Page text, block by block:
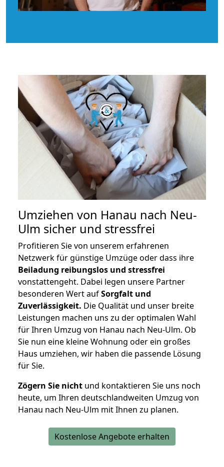
Umziehen von Hanau nach Neu-
Ulm sicher und stressfrei
Profitieren Sie von unserem erfahrenen
Netzwerk für günstige Umzüge oder dass ihre
Beiladung reibungslos und stressfrei
vonstattengeht. Dabei legen unsere Partner
besonderen Wert aufSorgfalt und
Zuverlässigkeit. Die Qualität und unser breite
Leistungen machen uns zu der optimalen Wahl
für Ihren Umzug von Hanau nach Neu-Ulm. Ob
Sie nun eine kleine Wohnung oder ein großes
Haus umziehen, wir haben die passende Lösung
für Sie.
Zögern Sie nicht und kontaktieren Sie uns noch
heute, um Ihren deutschlandweiten Umzug von
Hanau nach Neu-Ulm mit Ihnen zu planen.
Kostenlose Angebote erhalten